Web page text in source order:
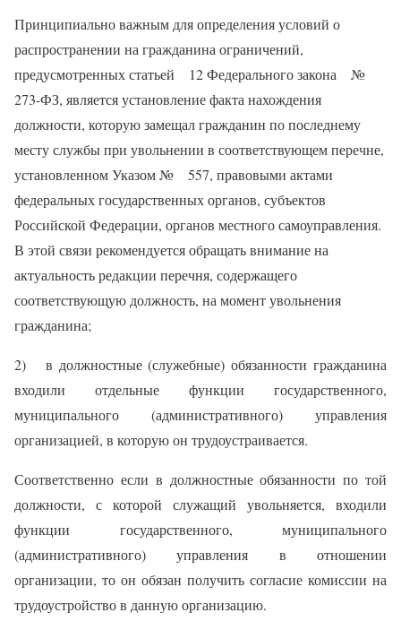
Принципиально важным для определения условий о
распространении на гражданина ограничений,
предусмотренных статьей 12 Федерального закона №
273-ФЗ, является установление факта нахождения
должности, которую замещал гражданин по последнему
месту службы при увольнении в соответствующем перечне,
установленном Указом № 557, правовыми актами
федеральных государственных органов, субъектов
Российской Федерации, органов местного самоуправления.
В этой связи рекомендуется обращать внимание на
актуальность редакции перечня, содержащего
соответствующую должность, на момент увольнения
гражданина;
2) в должностные (служебные) обязанности гражданина
входили отдельные функции государственного,
муниципального (административного) управления
организацией, в которую он трудоустраивается.
Соответственно если в должностные обязанности по той
должности, с которой служащий увольняется, входили
функции государственного, муниципального
(административного) управления в отношении
организации, то он обязан получить согласие комиссии на
трудоустройство в данную организацию.